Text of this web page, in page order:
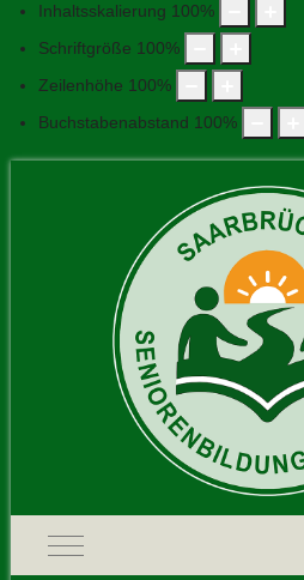
Inhaltsskalierung 100%
Schriftgröße 100%
Zeilenhöhe 100%
Buchstabenabstand 100%
Mobile Menu Toggle